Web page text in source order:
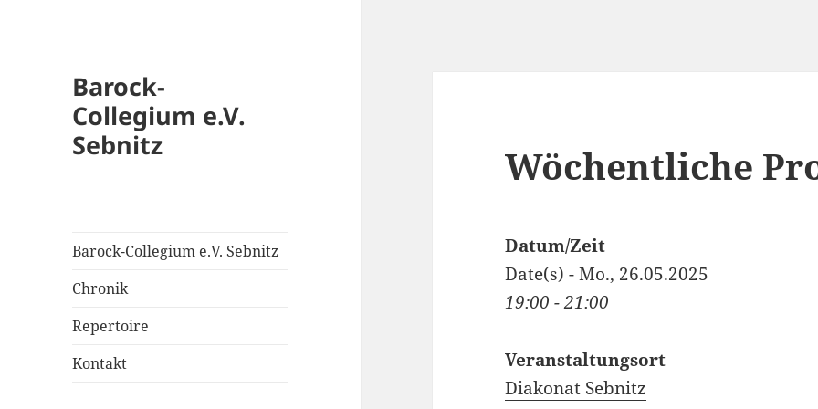
Barock-
Collegium e.V.
Sebnitz
Barock-Collegium e.V. Sebnitz
Chronik
Repertoire
Kontakt
Wöchentliche
Datum/Zeit
Date(s) - Mo., 26.05.2025
19:00 - 21:00
Veranstaltungsort
Diakonat Sebnitz